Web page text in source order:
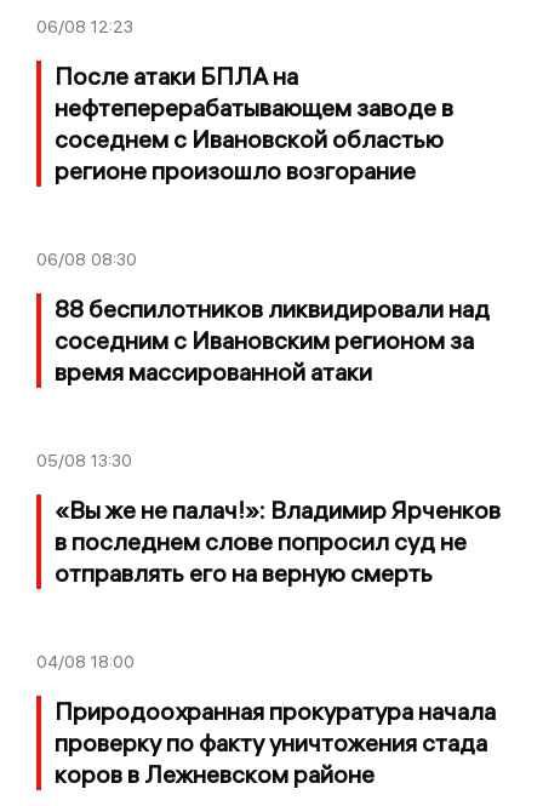
06/08 12:23
После атаки БПЛА на
нефтеперерабатывающем заводе в
соседнем с Ивановской областью
регионе произошло возгорание
06/08 08:30
88 беспилотников ликвидировали над
соседним с Ивановским регионом за
время массированной атаки
05/08 13:30
«Вы же не палач!»: Владимир Ярченков
в последнем слове попросил суд не
отправлять его на верную смерть
04/08 18:00
Природоохранная прокуратура начала
проверку по факту уничтожения стада
коров в Лежневском районе